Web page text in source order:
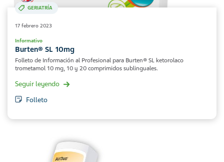
GERIATRÍA
17 febrero 2023
Informativo
Burten® SL 10mg
Folleto de Información al Profesional para Burten® SL ketorolaco
trometamol 10 mg, 10 y 20 comprimidos sublinguales.
Seguir leyendo
Folleto